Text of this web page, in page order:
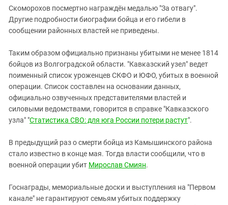
Скоморохов посмертно награждён медалью "За отвагу".
Другие подробности биографии бойца и его гибели в
сообщении районных властей не приведены.
Таким образом официально признаны убитыми не менее 1814
бойцов из Волгоградской области. "Кавказский узел" ведет
поименный список уроженцев СКФО и ЮФО, убитых в военной
операции. Список составлен на основании данных,
официально озвученных представителями властей и
силовыми ведомствами, говорится в справке "Кавказского
узла" "Статистика СВО: для юга России потери растут".
В предыдущий раз о смерти бойца из Камышинского района
стало известно в конце мая. Тогда власти сообщили, что в
военной операции убит Мирослав Смиян.
Госнаграды, мемориальные доски и выступления на "Первом
канале" не гарантируют семьям убитых поддержку